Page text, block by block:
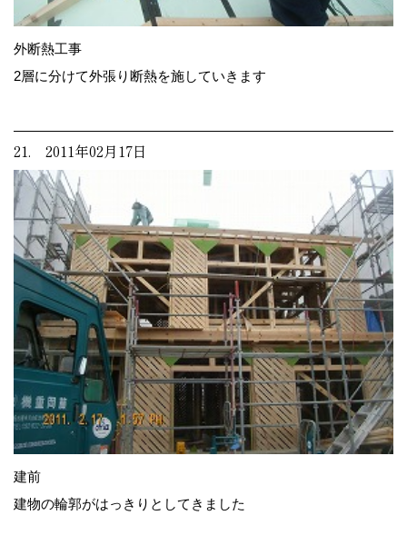
外断熱工事
2層に分けて外張り断熱を施していきます
21. 2011年02月17日
建前
建物の輪郭がはっきりとしてきました